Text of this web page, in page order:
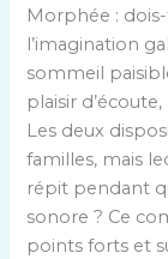
Morphée :
l’imagination
sommeil
plaisir
Les deux
familles, mais
répit pendant
sonore ? Ce
points forts et